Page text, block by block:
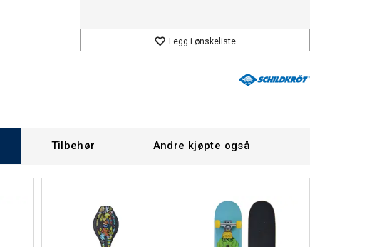
Legg i ønskeliste
Tilbehør Andre kjøpte også